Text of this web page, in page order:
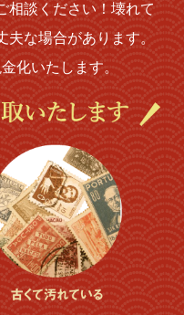
談ください！壊れて
な場合があります。
化いたします。